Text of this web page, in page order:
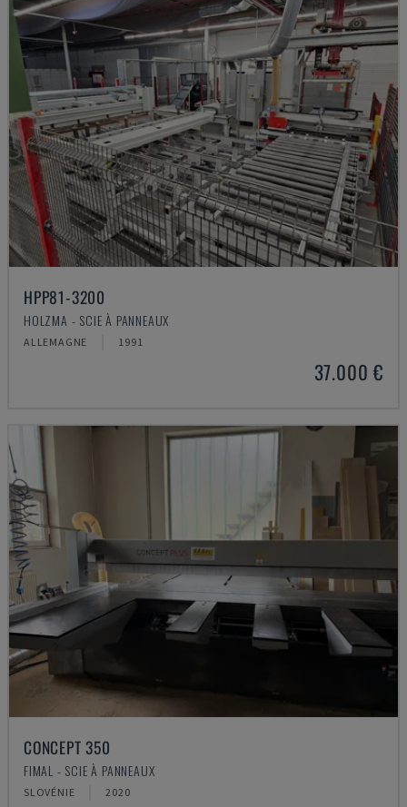
HPP81-3200
HOLZMA - SCIE À PANNEAUX
ALLEMAGNE 1991
37.000 €
CONCEPT 350
FIMAL - SCIE À PANNEAUX
SLOVÉNIE 2020